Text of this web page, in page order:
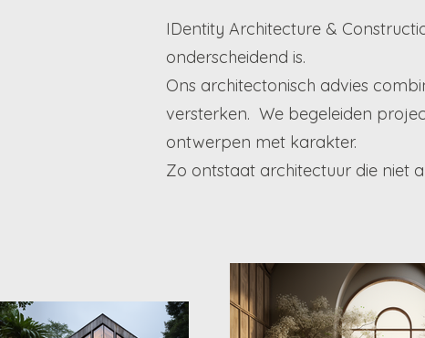
IDentity Architecture &
onderscheidend is.
Ons architectonisch advies
versterken. We begeleiden
ontwerpen met karakter.
Zo ontstaat architectuur die niet